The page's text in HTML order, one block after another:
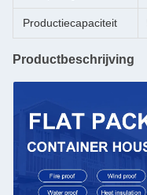
Productiecapaciteit
Productbeschrijving